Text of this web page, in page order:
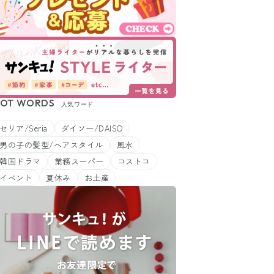
WORDS 人気ワード
セリア/Seria
ダイソー/DAISO
男の子の髪型/ヘアスタイル
風水
韓国ドラマ
業務スーパー
コストコ
イベント
夏休み お土産